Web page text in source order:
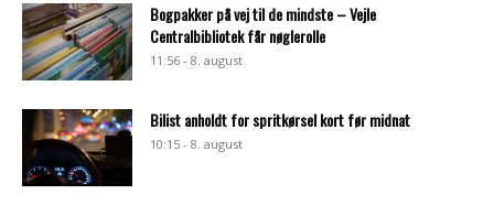
Bogpakker på vej til de mindste – Vejle
Centralbibliotek får nøglerolle
11:56 - 8. august
Bilist anholdt for spritkørsel kort før midnat
10:15 - 8. august